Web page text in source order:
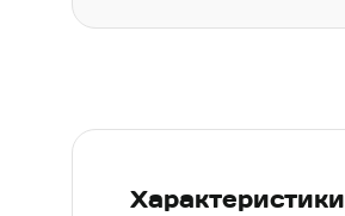
Характеристики